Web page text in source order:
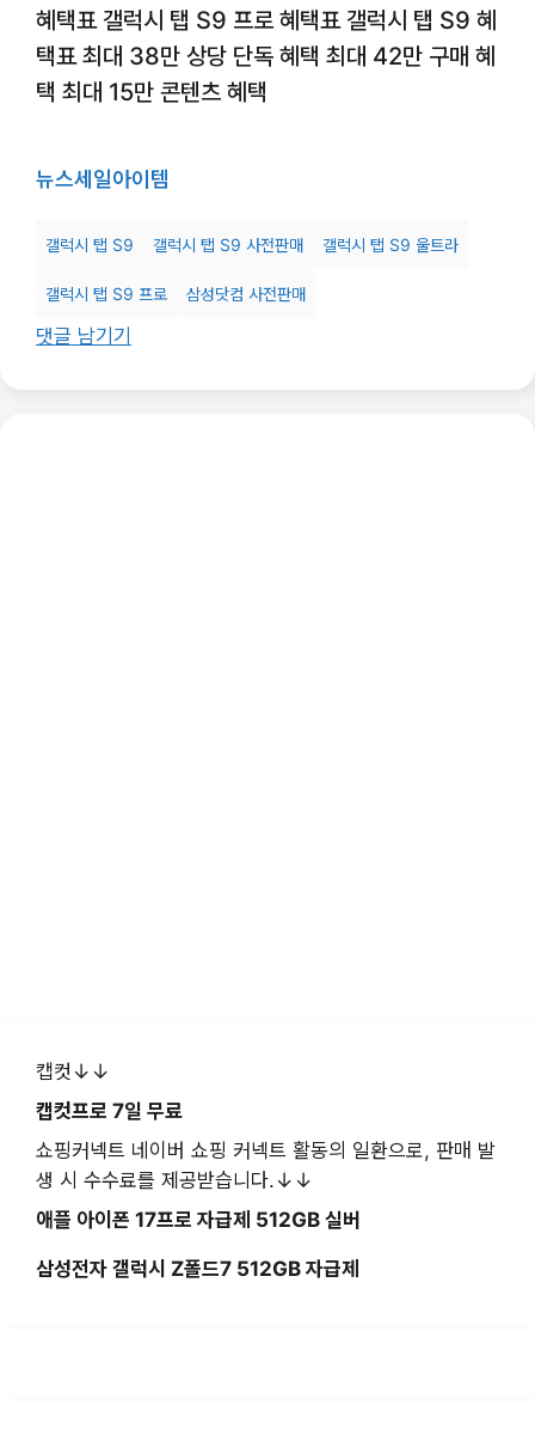
혜택표 갤럭시 탭 S9 프로 혜택표 갤럭시 탭 S9 혜
택표 최대 38만 상당 단독 혜택 최대 42만 구매 혜
택 최대 15만 콘텐츠 혜택
뉴스세일아이템
갤럭시 탭 S9 갤럭시 탭 S9 사전판매 갤럭시 탭 S9 울트라
갤럭시 탭 S9 프로 삼성닷컴 사전판매
댓글 남기기
캡컷↓↓
캡컷프로 7일 무료
쇼핑커넥트 네이버 쇼핑 커넥트 활동의 일환으로, 판매 발
생 시 수수료를 제공받습니다.↓↓
애플 아이폰 17프로 자급제 512GB 실버
삼성전자 갤럭시 Z폴드7 512GB 자급제